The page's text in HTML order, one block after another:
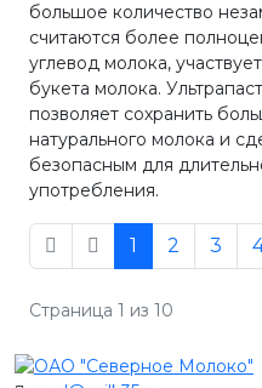
большое количество
считаются более
углевод молока,
букета молока.
позволяет сохранить
натурального молока и
безопасным для
употребления.
1 2 3
Страница 1 из 10